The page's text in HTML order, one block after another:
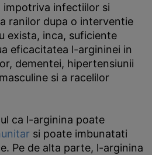
impotriva infectiilor si
ranilor dupa o interventie
exista, inca, suficiente
eficacitatea l-argininei in
dementei, hipertensiunii
si a racelilor
ca l-arginina poate
si poate imbunatati
Pe de alta parte, l-arginina